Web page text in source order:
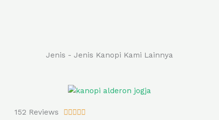
Jenis - Jenis Kanopi Kami Lainnya
152 Reviews 